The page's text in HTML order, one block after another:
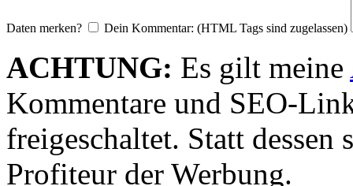
Daten merken? Dein Kommentar: (HTML Tags sind zugelassen)
ACHTUNG: Es gilt meine
Kommentare und SEO-
freigeschaltet. Statt dessen
Profiteur der Werbung.